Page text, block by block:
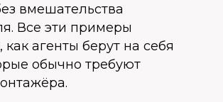
вмешательства
Все эти примеры
агенты берут на себя
обычно требуют